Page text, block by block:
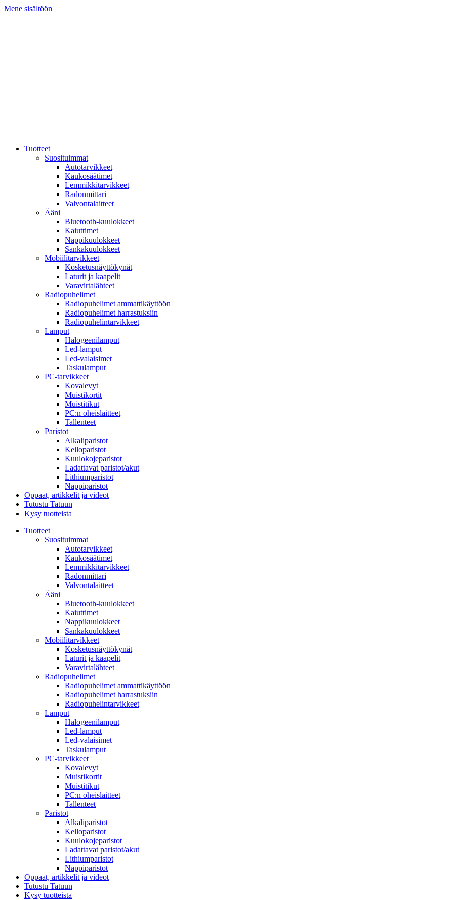
Mene sisältöön
Tuotteet
Suosituimmat
Autotarvikkeet
Kaukosäätimet
Lemmikkitarvikkeet
Radonmittari
Valvontalaitteet
Ääni
Bluetooth-kuulokkeet
Kaiuttimet
Nappikuulokkeet
Sankakuulokkeet
Mobiilitarvikkeet
Kosketusnäyttökynät
Laturit ja kaapelit
Varavirtalähteet
Radiopuhelimet
Radiopuhelimet ammattikäyttöön
Radiopuhelimet harrastuksiin
Radiopuhelintarvikkeet
Lamput
Halogeenilamput
Led-lamput
Led-valaisimet
Taskulamput
PC-tarvikkeet
Kovalevyt
Muistikortit
Muistitikut
PC:n oheislaitteet
Tallenteet
Paristot
Alkaliparistot
Kelloparistot
Kuulokojeparistot
Ladattavat paristot/akut
Lithiumparistot
Nappiparistot
Oppaat, artikkelit ja videot
Tutustu Tatuun
Kysy tuotteista
Tuotteet
Suosituimmat
Autotarvikkeet
Kaukosäätimet
Lemmikkitarvikkeet
Radonmittari
Valvontalaitteet
Ääni
Bluetooth-kuulokkeet
Kaiuttimet
Nappikuulokkeet
Sankakuulokkeet
Mobiilitarvikkeet
Kosketusnäyttökynät
Laturit ja kaapelit
Varavirtalähteet
Radiopuhelimet
Radiopuhelimet ammattikäyttöön
Radiopuhelimet harrastuksiin
Radiopuhelintarvikkeet
Lamput
Halogeenilamput
Led-lamput
Led-valaisimet
Taskulamput
PC-tarvikkeet
Kovalevyt
Muistikortit
Muistitikut
PC:n oheislaitteet
Tallenteet
Paristot
Alkaliparistot
Kelloparistot
Kuulokojeparistot
Ladattavat paristot/akut
Lithiumparistot
Nappiparistot
Oppaat, artikkelit ja videot
Tutustu Tatuun
Kysy tuotteista